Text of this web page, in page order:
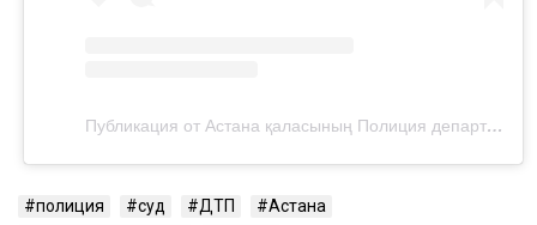
Публикация от Астана қаласының Полиция департаменті (@police__astana)
полиция суд ДТП
Астана